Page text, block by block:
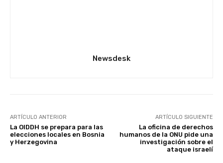
Newsdesk
ARTÍCULO ANTERIOR
La OIDDH se prepara para las
elecciones locales en Bosnia
y Herzegovina
ARTÍCULO SIGUIENTE
La oficina de derechos
humanos de la ONU pide una
investigación sobre el
ataque israelí